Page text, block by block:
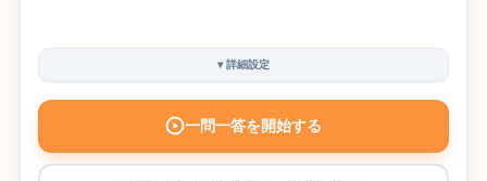
▾詳細設定
一問一答を開始する